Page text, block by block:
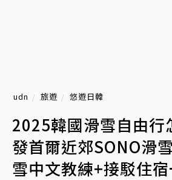
udn 旅遊 悠遊日韓
2025韓國滑雪自由行
發首爾近郊SONO滑
雪中文教練+接駁住宿